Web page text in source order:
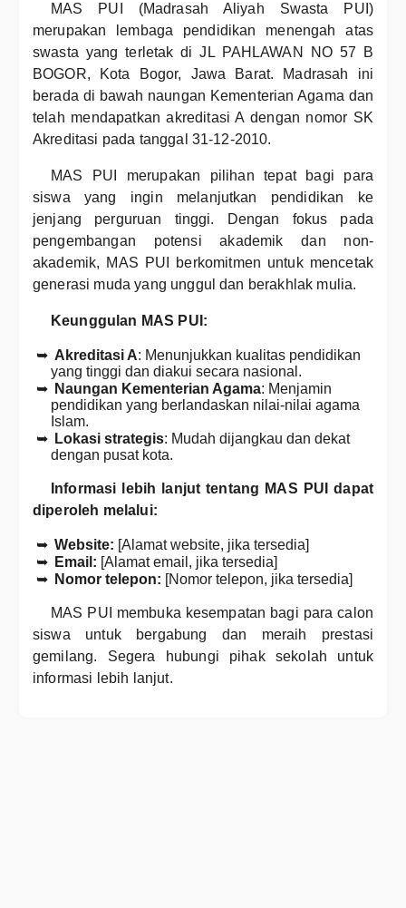
MAS PUI (Madrasah Aliyah Swasta PUI)
merupakan lembaga pendidikan menengah atas
swasta yang terletak di JL PAHLAWAN NO 57 B
BOGOR, Kota Bogor, Jawa Barat. Madrasah ini
berada di bawah naungan Kementerian Agama dan
telah mendapatkan akreditasi A dengan nomor SK
Akreditasi pada tanggal 31-12-2010.
MAS PUI merupakan pilihan tepat bagi para
siswa yang ingin melanjutkan pendidikan ke
jenjang perguruan tinggi. Dengan fokus pada
pengembangan potensi akademik dan non-
akademik, MAS PUI berkomitmen untuk mencetak
generasi muda yang unggul dan berakhlak mulia.
Keunggulan MAS PUI:
Akreditasi A: Menunjukkan kualitas pendidikan
yang tinggi dan diakui secara nasional.
Naungan Kementerian Agama: Menjamin
pendidikan yang berlandaskan nilai-nilai agama
Islam.
Lokasi strategis: Mudah dijangkau dan dekat
dengan pusat kota.
Informasi lebih lanjut tentang MAS PUI dapat
diperoleh melalui:
Website: [Alamat website, jika tersedia]
Email: [Alamat email, jika tersedia]
Nomor telepon: [Nomor telepon, jika tersedia]
MAS PUI membuka kesempatan bagi para calon
siswa untuk bergabung dan meraih prestasi
gemilang. Segera hubungi pihak sekolah untuk
informasi lebih lanjut.